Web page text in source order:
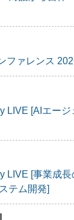
ファレンス
LIVE [AIエージ
LIVE [事業成
テム開発]